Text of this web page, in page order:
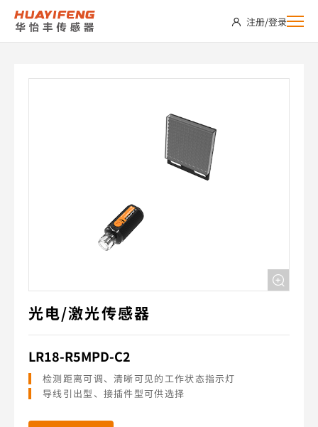
LR18-
R5MPD-
注册/登录
光电/激光传感器
LR18-R5MPD-C2
检测距离可调、清晰可见的工作状态指示灯
导线引出型、接插件型可供选择